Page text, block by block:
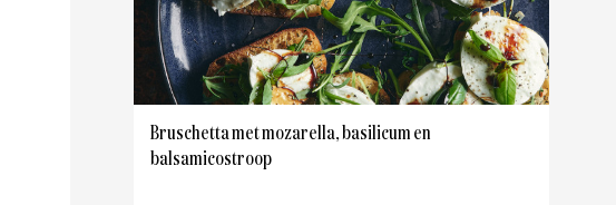
Bruschetta met mozarella, basilicum en
balsamicostroop